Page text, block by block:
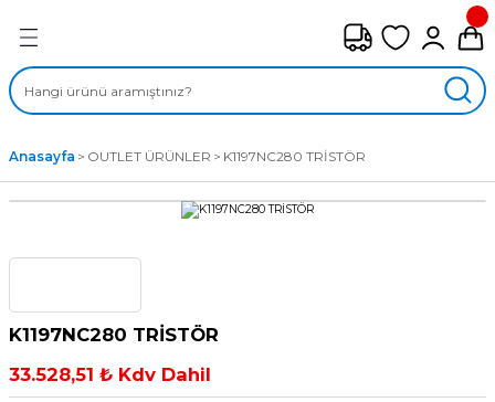
ÇEŞİTLERİ
Anasayfa OUTLET ÜRÜNLER K1197NC280 TRİSTÖR
K1197NC280 TRİSTÖR
33.528,51 ₺ Kdv Dahil